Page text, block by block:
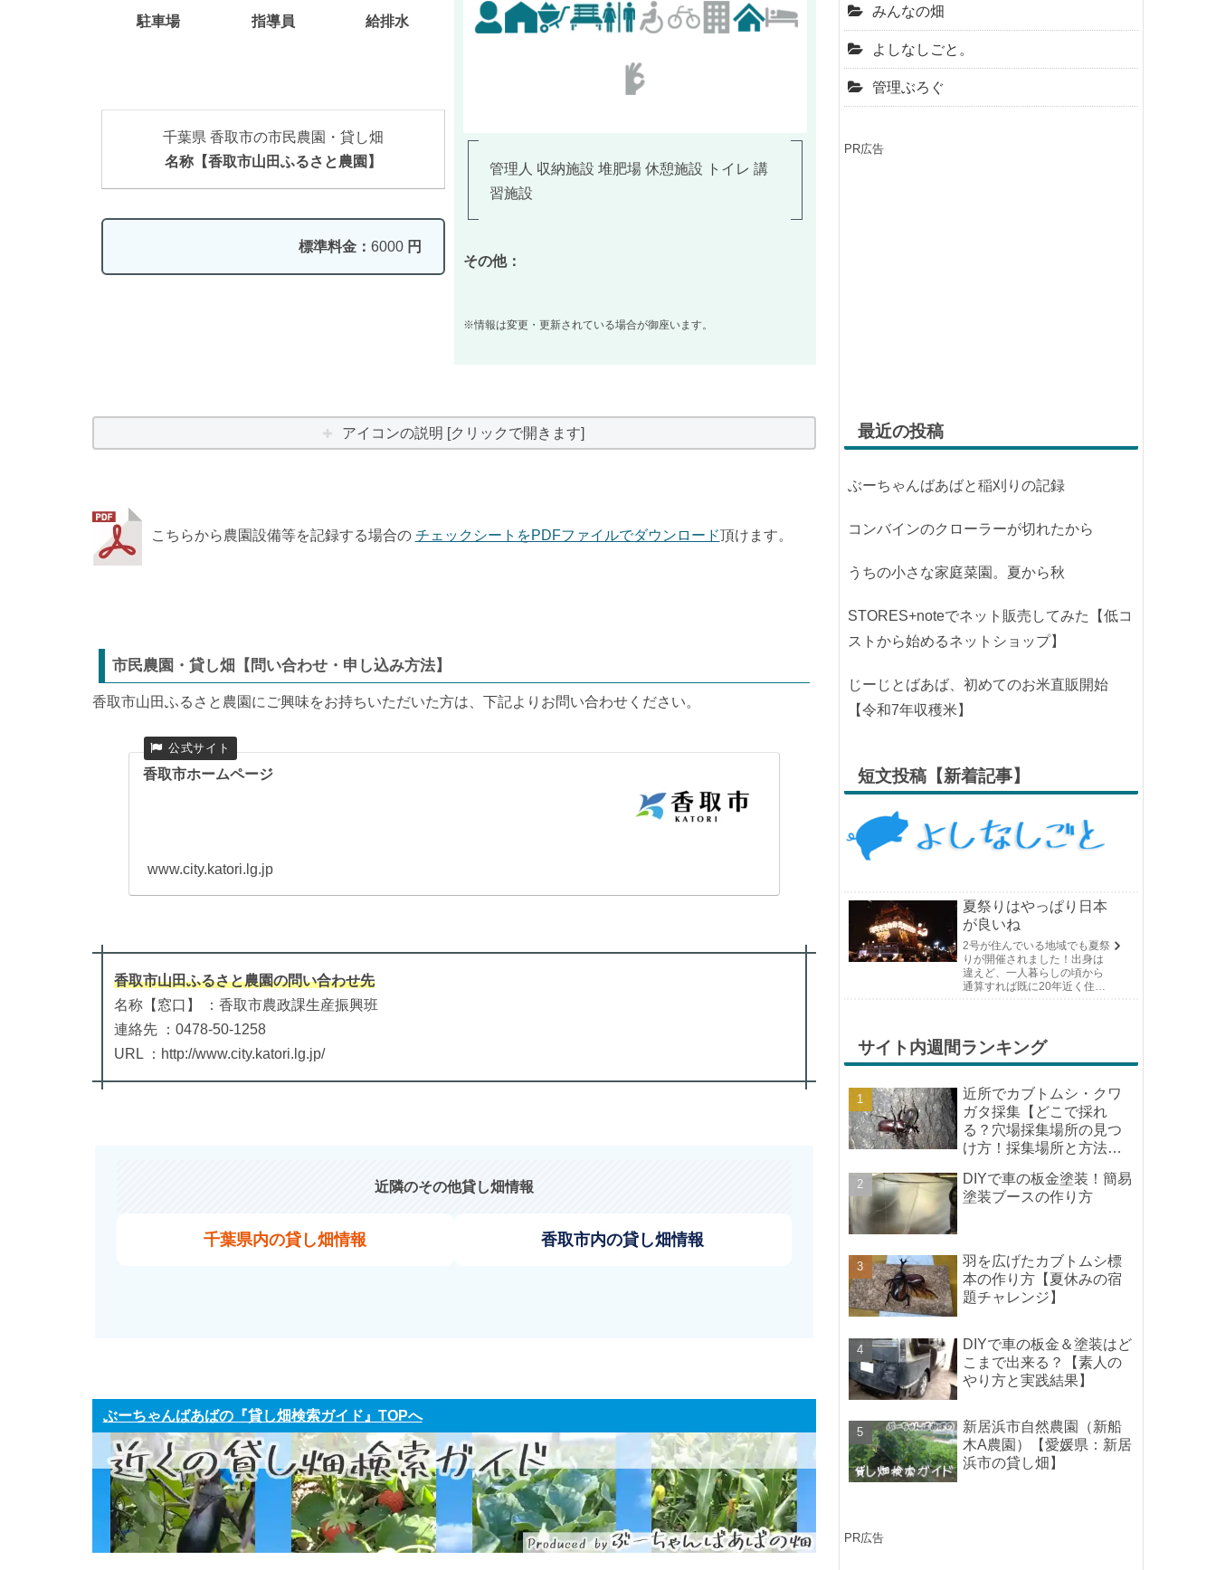
駐車場 指導員 給排水
千葉県 香取市の市民農園・貸し畑
名称【香取市山田ふるさと農園】
標準料金： 6000 円
管理人 収納施設 堆肥場 休憩施設 トイレ 講
習施設
その他：
※情報は変更・更新されている場合が御座います。
アイコンの説明 [クリックで開きます]
こちらから農園設備等を記録する場合の チェックシートをPDFファイルでダウンロード頂けます。
市民農園・貸し畑【問い合わせ・申し込み方法】
香取市山田ふるさと農園にご興味をお持ちいただいた方は、下記よりお問い合わせください。
香取市ホームページ
www.city.katori.lg.jp
香取市山田ふるさと農園の問い合わせ先
名称【窓口】 ：香取市農政課生産振興班
連絡先 ：0478-50-1258
URL ：http://www.city.katori.lg.jp/
近隣のその他貸し畑情報
千葉県内の貸し畑情報 香取市内の貸し畑情報
ぶーちゃんばあばの『貸し畑検索ガイド』TOPへ
みんなの畑
よしなしごと。
管理ぶろぐ
PR広告
最近の投稿
ぶーちゃんばあばと稲刈りの記録
コンバインのクローラーが切れたから
うちの小さな家庭菜園。夏から秋
STORES+noteでネット販売してみた【低コ
ストから始めるネットショップ】
じーじとばあば、初めてのお米直販開始
【令和7年収穫米】
短文投稿【新着記事】
夏祭りはやっぱり日本
が良いね
2号が住んでいる地域でも夏祭
りが開催されました！出身は
違えど、一人暮らしの頃から
通算すれば既に20年近く住ん
す。そして、それは2号嫁も同
じようで、夏祭りが近いづい...
サイト内週間ランキング
近所でカブトムシ・クワ
ガタ採集【どこで採れ
る？穴場採集場所の見つ
け方！採集場所と方法や
DIYで車の板金塗装！簡易
塗装ブースの作り方
羽を広げたカブトムシ標
本の作り方【夏休みの宿
題チャレンジ】
DIYで車の板金＆塗装はど
こまで出来る？【素人の
やり方と実践結果】
新居浜市自然農園（新船
木A農園）【愛媛県：新居
浜市の貸し畑】
PR広告